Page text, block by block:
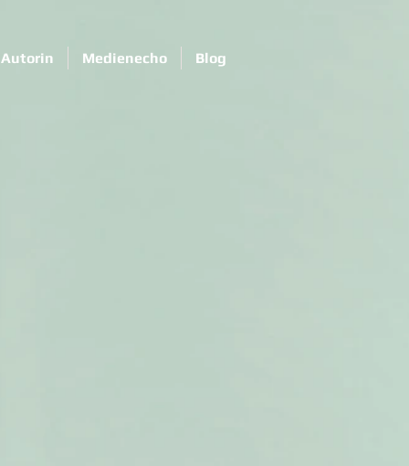
Autorin Medienecho Blog